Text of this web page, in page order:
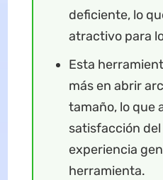
deficiente, lo
atractivo para
Esta
más en abrir
tamaño, lo que
satisfacción del
experiencia
herramienta.